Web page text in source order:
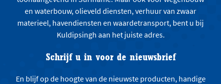
en waterbouw, olieveld diensten, verhuur van zwaar
materieel, havendiensten en waardetransport, bent u bij
Kuldipsingh aan het juiste adres.
Schrijf u in voor de nieuwsbrief
En blijf op de hoogte van de nieuwste producten, handige